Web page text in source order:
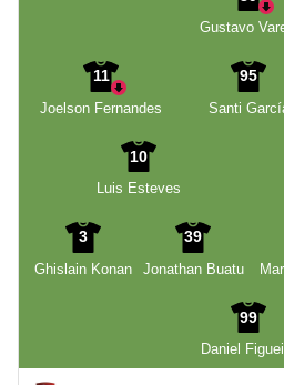
Gustavo
11
Joelson Fernandes
95
Santi
10
Luis Esteves
3
Ghislain Konan
39
Jonathan Buatu
99
Daniel